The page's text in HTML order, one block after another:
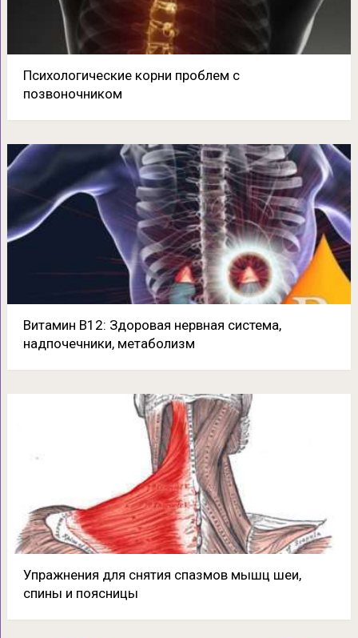
Психологические корни проблем с
позвоночником
Витамин В12: Здоровая нервная система,
надпочечники, метаболизм
Упражнения для снятия спазмов мышц шеи,
спины и поясницы